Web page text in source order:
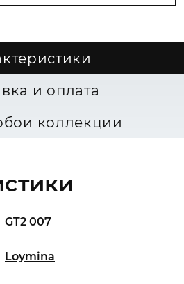
и оплата
коллекции
GT2 007
Loymina